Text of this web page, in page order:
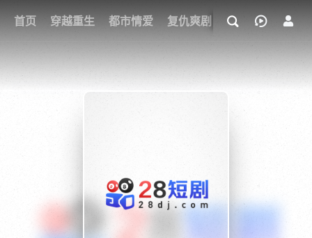
首页 穿越重生 都市情爱 复仇爽剧 玄幻武侠 奇幻
我的观影记录